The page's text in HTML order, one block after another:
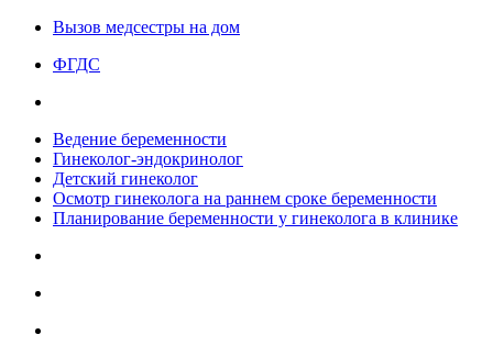
Вызов медсестры на дом
ФГДС
Ведение беременности
Гинеколог-эндокринолог
Детский гинеколог
Осмотр гинеколога на раннем сроке беременности
Планирование беременности у гинеколога в клинике